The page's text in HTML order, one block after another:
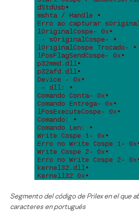
Segmento del código de Prilex en el que
caracteres en portugués